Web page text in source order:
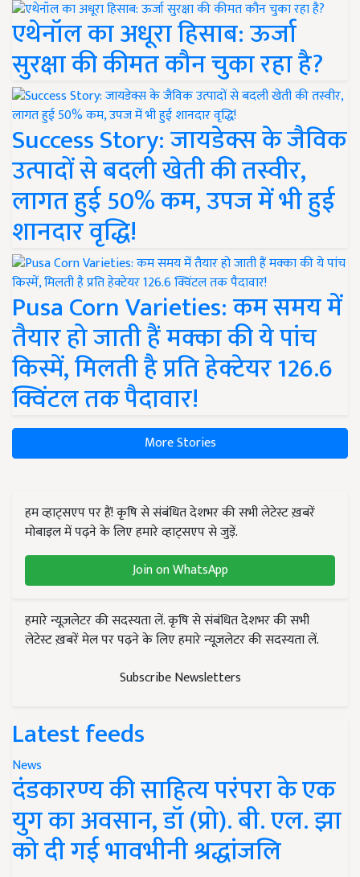
एथेनॉल का अधूरा हिसाब: ऊर्जा
सुरक्षा की कीमत कौन चुका रहा है?
Success Story: जायडेक्स के जैविक
उत्पादों से बदली खेती की तस्वीर,
लागत हुई 50% कम, उपज में भी हुई
शानदार वृद्धि!
Pusa Corn Varieties: कम समय में
तैयार हो जाती हैं मक्का की ये पांच
किस्में, मिलती है प्रति हेक्टेयर 126.6
क्विंटल तक पैदावार!
More Stories
हम व्हाट्सएप पर हैं! कृषि से संबंधित देशभर की सभी लेटेस्ट ख़बरें
मोबाइल में पढ़ने के लिए हमारे व्हाट्सएप से जुड़ें.
Join on WhatsApp
हमारे न्यूज़लेटर की सदस्यता लें. कृषि से संबंधित देशभर की सभी
लेटेस्ट ख़बरें मेल पर पढ़ने के लिए हमारे न्यूज़लेटर की सदस्यता लें.
Subscribe Newsletters
Latest feeds
News
दंडकारण्य की साहित्य परंपरा के एक
युग का अवसान, डॉ (प्रो). बी. एल. झा
को दी गई भावभीनी श्रद्धांजलि